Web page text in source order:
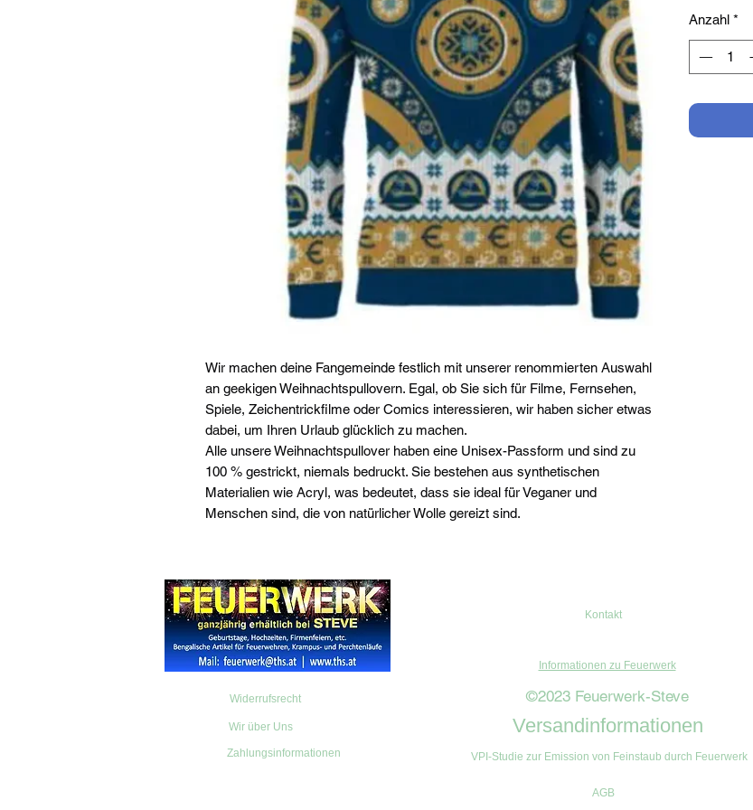
Wir machen deine Fangemeinde festlich mit unserer renommierten Auswahl
an geekigen Weihnachtspullovern. Egal, ob Sie sich für Filme, Fernsehen,
Spiele, Zeichentrickfilme oder Comics interessieren, wir haben sicher etwas
dabei, um Ihren Urlaub glücklich zu machen.
Alle unsere Weihnachtspullover haben eine Unisex-Passform und sind zu
100 % gestrickt, niemals bedruckt. Sie bestehen aus synthetischen
Materialien wie Acryl, was bedeutet, dass sie ideal für Veganer und
Menschen sind, die von natürlicher Wolle gereizt sind.
Anzahl *
Widerrufsrecht
Wir über Uns
Zahlungsinformationen
Kontakt
Informationen zu Feuerwerk
©2023 Feuerwerk-Steve
Versandinformationen
VPI-Studie zur Emission von Feinstaub durch Feuerwerk
AGB